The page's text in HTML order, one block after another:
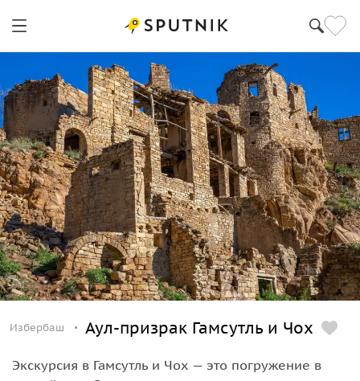
Избербаш Аул-призрак Гамсутль и Чох
Экскурсия в Гамсутль и Чох — это погружение в